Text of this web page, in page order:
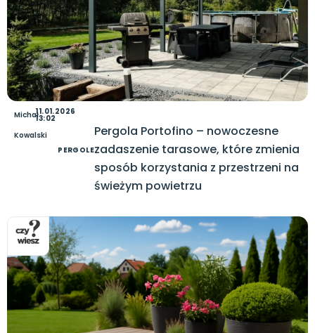
Michał
Kowalski
11.01.2026
13:02
PERGOLE
Pergola Portofino – nowoczesne
zadaszenie tarasowe, które zmienia
sposób korzystania z przestrzeni na
świeżym powietrzu